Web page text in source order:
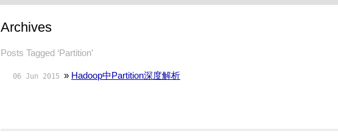
Archives
Posts Tagged ‘Partition’
06 Jun 2015 » Hadoop中Partition深度解析